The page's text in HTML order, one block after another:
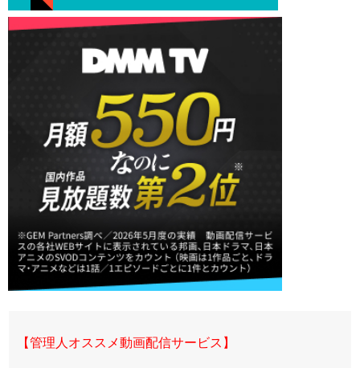
【管理人オススメ動画配信サービス】